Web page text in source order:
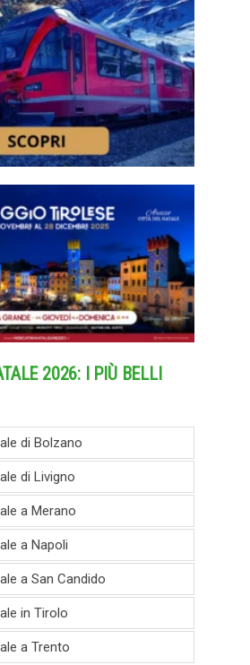
2026: I PIÙ BELLI
di Bolzano
di Livigno
a Merano
a Napoli
a San Candido
in Tirolo
a Trento